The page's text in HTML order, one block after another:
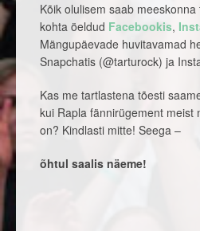
Kõik olulisem saab
kohta öeldud Facebookis,
Mängupäevade huvitavamad
Snapchatis (@tarturock) ja
Kas me tartlastena tõesti
kui Rapla fännirügement meist
on? Kindlasti mitte! Seega –
õhtul saalis näeme!